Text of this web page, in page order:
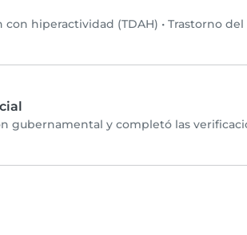
hiperactividad (TDAH) • Trastorno del
gubernamental y completó las